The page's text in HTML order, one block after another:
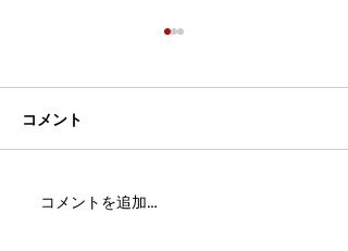
MFC DREAM FIGHT 24にご
コメント
コメントを追加…